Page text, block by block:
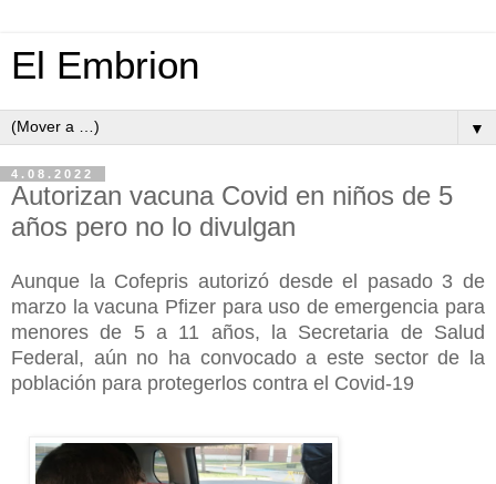
El Embrion
▼
4.08.2022
Autorizan vacuna Covid en niños de 5
años pero no lo divulgan
Aunque la Cofepris autorizó desde el pasado 3 de
marzo la vacuna Pfizer para uso de emergencia para
menores de 5 a 11 años, la Secretaria de Salud
Federal, aún no ha convocado a este sector de la
población para protegerlos contra el Covid-19